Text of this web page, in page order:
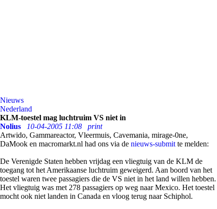
Nieuws
Nederland
KLM-toestel mag luchtruim VS niet in
Nolius
10-04-2005 11:08
print
Artwido, Gammareactor, Vleermuis, Cavemania, mirage-0ne,
DaMook en macromarkt.nl had ons via de nieuws-submit te melden:
De Verenigde Staten hebben vrijdag een vliegtuig van de KLM de
toegang tot het Amerikaanse luchtruim geweigerd. Aan boord van het
toestel waren twee passagiers die de VS niet in het land willen hebben.
Het vliegtuig was met 278 passagiers op weg naar Mexico. Het toestel
mocht ook niet landen in Canada en vloog terug naar Schiphol.